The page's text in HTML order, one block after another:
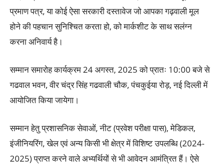
प्रमाण पत्र, या कोई ऐसा सरकारी दस्तावेज जो आपका गढ़वाली मूल
होने की पहचान सुनिश्चित करता हो, को मार्कशीट के साथ सलंग्न
करना अनिवार्य है।
सम्मान समारोह कार्यक्रम 24 अगस्त, 2025 को प्रातः 10:00 बजे से
गढवाल भवन, वीर चंद्र सिंह गढवाली चौक, पंचकुईया रोड़, नई दिल्ली में
आयोजित किया जायेगा।
सम्मान हेतु प्रशासनिक सेवाओं, नीट (प्रवेश परीक्षा पास), मेडिकल,
इंजीनियरिंग, खेल एवं अन्य किसी भी क्षेत्र में विशिष्ट उपलब्धि (2024-
2025) प्राप्त करने वाले अभ्यर्थियों से भी आवेदन आमंत्रित हैं। ऐसे